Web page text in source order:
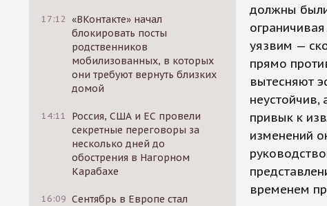
17:12 «ВКонтакте» начал
блокировать посты
родственников
мобилизованных, в которых
они требуют вернуть близких
домой
14:11
Россия, США и ЕС провели
секретные переговоры за
несколько дней до
обострения в Нагорном
Карабахе
16:09 Сентябрь в Европе стал
должны
уязвим —
прямо
вытесняют
неустойчив,
привык к
изменений
временем